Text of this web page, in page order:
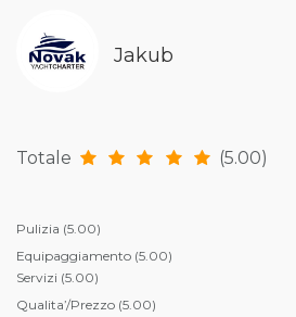
Jakub
Totale (5.00)
Pulizia (5.00)
Equipaggiamento (5.00)
Servizi (5.00)
Qualita’/Prezzo (5.00)